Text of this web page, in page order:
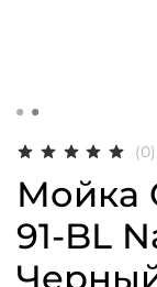
(0)
Мойка
91-BL